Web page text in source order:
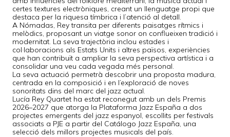
certes textures electròniques, creant un llenguatge propi que
destaca per la riquesa tímbrica i l’atenció al detall.
A Nómadas, Rey transita per diferents paisatges rítmics i
melòdics, proposant un viatge sonor on conflueixen tradició i
modernitat. La seva trajectòria inclou estades i
col·laboracions als Estats Units i altres països, experiències
que han contribuït a ampliar la seva perspectiva artística i a
consolidar una veu cada vegada més personal.
La seva actuació permetrà descobrir una proposta madura,
centrada en la composició i en l’exploració de noves
sonoritats dins del marc del jazz actual.
Lucía Rey Quartet ha estat reconegut amb un dels Premis
2026–2027 que atorga la Plataforma Jazz España a dos
projectes emergents del jazz espanyol, escollits per festivals
associats a PJE a partir del Catálogo Jazz España, una
selecció dels millors projectes musicals del país.